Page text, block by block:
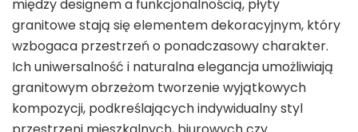
między designem a funkcjonalnością, płyty
granitowe stają się elementem dekoracyjnym, który
wzbogaca przestrzeń o ponadczasowy charakter.
Ich uniwersalność i naturalna elegancja umożliwiają
granitowym obrzeżom tworzenie wyjątkowych
kompozycji, podkreślających indywidualny styl